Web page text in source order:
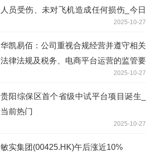
人员受伤、未对飞机造成任何损伤_今日
2025-10-27
华凯易佰：公司重视合规经营并遵守相关
法律法规及税务、电商平台运营的监管要
2025-10-27
贵阳综保区首个省级中试平台项目诞生_
当前热门
2025-10-27
敏实集团(00425.HK)午后涨近10%